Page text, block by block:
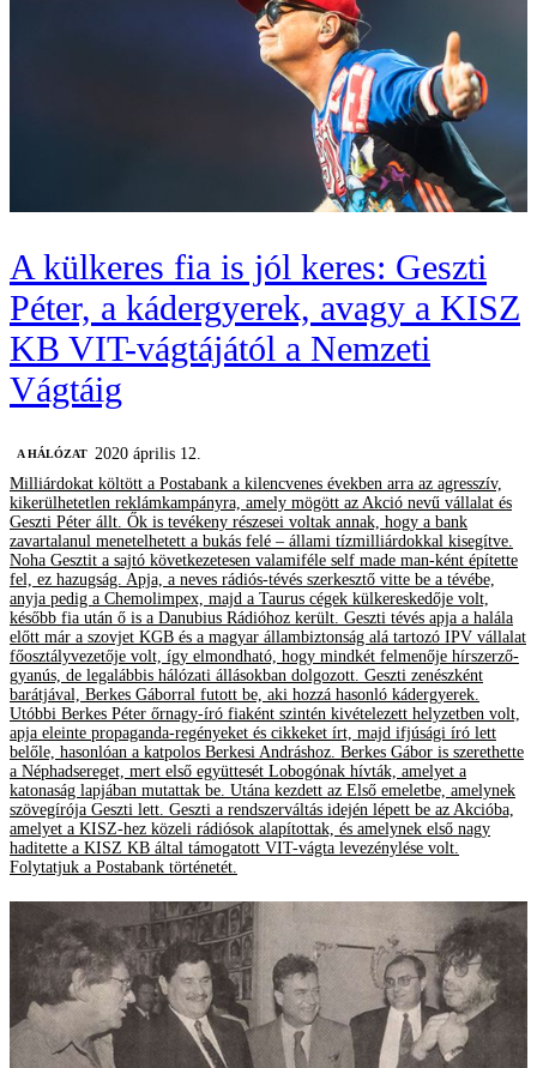
A külkeres fia is jól keres: Geszti
Péter, a kádergyerek, avagy a KISZ
KB VIT-vágtájától a Nemzeti
Vágtáig
A HÁLÓZAT 2020 április 12.
Milliárdokat költött a Postabank a kilencvenes években arra az agresszív,
kikerülhetetlen reklámkampányra, amely mögött az Akció nevű vállalat és
Geszti Péter állt. Ők is tevékeny részesei voltak annak, hogy a bank
zavartalanul menetelhetett a bukás felé – állami tízmilliárdokkal kisegítve.
Noha Gesztit a sajtó következetesen valamiféle self made man-ként építette
fel, ez hazugság. Apja, a neves rádiós-tévés szerkesztő vitte be a tévébe,
anyja pedig a Chemolimpex, majd a Taurus cégek külkereskedője volt,
később fia után ő is a Danubius Rádióhoz került. Geszti tévés apja a halála
előtt már a szovjet KGB és a magyar állambiztonság alá tartozó IPV vállalat
főosztályvezetője volt, így elmondható, hogy mindkét felmenője hírszerző-
gyanús, de legalábbis hálózati állásokban dolgozott. Geszti zenészként
barátjával, Berkes Gáborral futott be, aki hozzá hasonló kádergyerek.
Utóbbi Berkes Péter őrnagy-író fiaként szintén kivételezett helyzetben volt,
apja eleinte propaganda-regényeket és cikkeket írt, majd ifjúsági író lett
belőle, hasonlóan a katpolos Berkesi Andráshoz. Berkes Gábor is szerethette
a Néphadsereget, mert első együttesét Lobogónak hívták, amelyet a
katonaság lapjában mutattak be. Utána kezdett az Első emeletbe, amelynek
szövegírója Geszti lett. Geszti a rendszerváltás idején lépett be az Akcióba,
amelyet a KISZ-hez közeli rádiósok alapítottak, és amelynek első nagy
haditette a KISZ KB által támogatott VIT-vágta levezénylése volt.
Folytatjuk a Postabank történetét.